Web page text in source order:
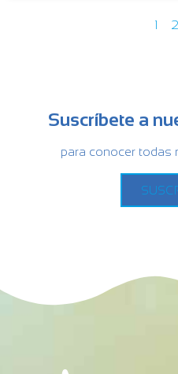
1 2
Suscríbete a
para conocer todas